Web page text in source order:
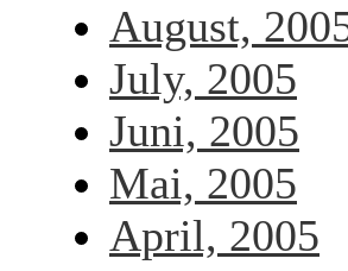
August,
July, 2005
Juni, 2005
Mai, 2005
April, 2005